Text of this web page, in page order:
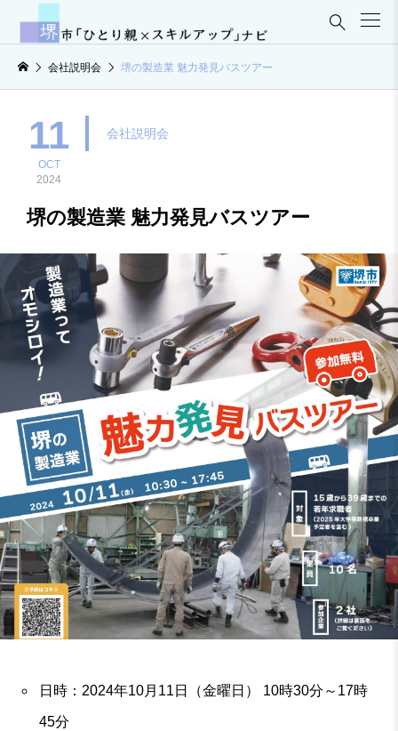

会社説明会 堺の製造業 魅力発見バスツアー
11
OCT
2024
会社説明会
堺の製造業 魅力発見バスツアー
日時：2024年10月11日（金曜日） 10時30分～17時
45分